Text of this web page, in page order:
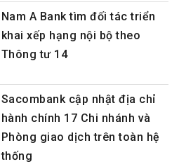
Nam A Bank tìm đối tác triển
khai xếp hạng nội bộ theo
Thông tư 14
Sacombank cập nhật địa chỉ
hành chính 17 Chi nhánh và
Phòng giao dịch trên toàn hệ
thống